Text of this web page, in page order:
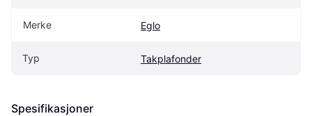
Merke Eglo
Typ Takplafonder
Spesifikasjoner